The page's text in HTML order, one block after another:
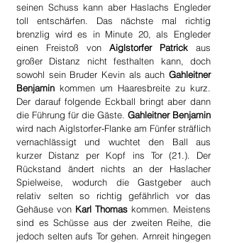
seinen Schuss kann aber Haslachs Engleder
toll entschärfen. Das nächste mal richtig
brenzlig wird es in Minute 20, als Engleder
einen Freistoß von Aiglstorfer Patrick aus
großer Distanz nicht festhalten kann, doch
sowohl sein Bruder Kevin als auch Gahleitner
Benjamin kommen um Haaresbreite zu kurz.
Der darauf folgende Eckball bringt aber dann
die Führung für die Gäste. Gahleitner Benjamin
wird nach Aiglstorfer-Flanke am Fünfer sträflich
vernachlässigt und wuchtet den Ball aus
kurzer Distanz per Kopf ins Tor (21.). Der
Rückstand ändert nichts an der Haslacher
Spielweise, wodurch die Gastgeber auch
relativ selten so richtig gefährlich vor das
Gehäuse von Karl Thomas kommen. Meistens
sind es Schüsse aus der zweiten Reihe, die
jedoch selten aufs Tor gehen. Arnreit hingegen